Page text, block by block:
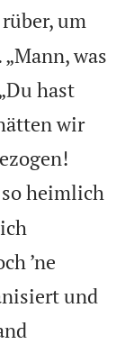
um
was
hast
wir
heimlich
’ne
und